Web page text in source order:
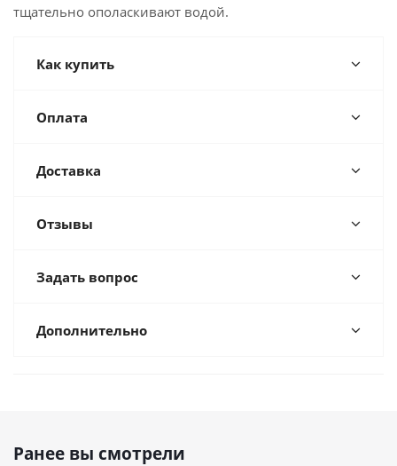
тщательно ополаскивают водой.
Как купить
Оплата
Доставка
Отзывы
Задать вопрос
Дополнительно
Ранее вы смотрели